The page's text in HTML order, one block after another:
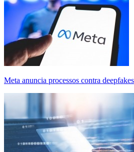
Meta anuncia processos contra